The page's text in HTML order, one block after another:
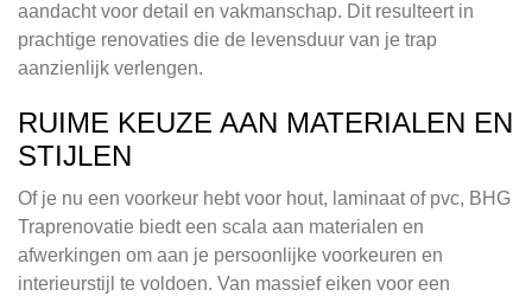
aandacht voor detail en vakmanschap. Dit resulteert in
prachtige renovaties die de levensduur van je trap
aanzienlijk verlengen.
RUIME KEUZE AAN MATERIALEN EN
STIJLEN
Of je nu een voorkeur hebt voor hout, laminaat of pvc, BHG
Traprenovatie biedt een scala aan materialen en
afwerkingen om aan je persoonlijke voorkeuren en
interieurstijl te voldoen. Van massief eiken voor een